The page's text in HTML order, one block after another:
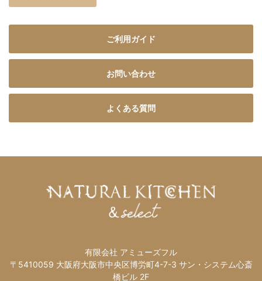
ご利用ガイド
お問い合わせ
よくある質問
有限会社 アミューズフル
〒5410059 大阪府大阪市中央区博労町4-7-3 サン・システム心斎
橋ビル 2F